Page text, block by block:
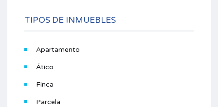
TIPOS DE INMUEBLES
Apartamento
Ático
Finca
Parcela